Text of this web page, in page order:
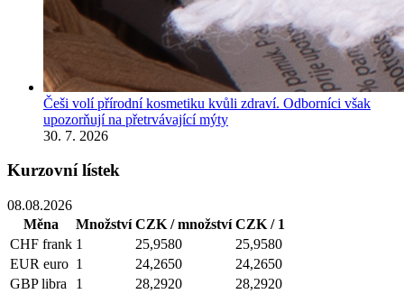
Češi volí přírodní kosmetiku kvůli zdraví. Odborníci však
upozorňují na přetrvávající mýty
30. 7. 2026
Kurzovní lístek
08.08.2026
Měna
Množství CZK / množství CZK / 1
CHF frank 1 25,9580
25,9580
EUR euro 1 24,2650
24,2650
GBP libra 1 28,2920 28,2920